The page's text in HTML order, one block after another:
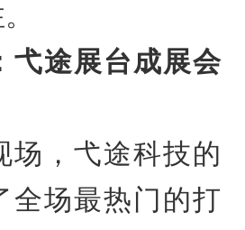
弋途展台成展会
场，弋途科技的
全场最热门的打